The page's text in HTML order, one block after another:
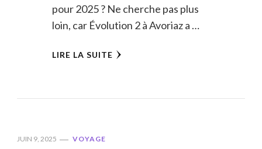
pour 2025 ? Ne cherche pas plus
loin, car Évolution 2 à Avoriaz a …
LIRE LA SUITE
JUIN 9, 2025 VOYAGE